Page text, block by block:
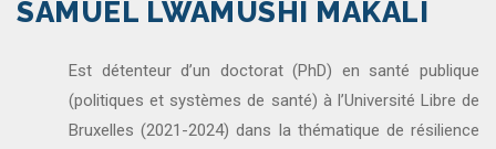
SAMUEL LWAMUSHI MAKALI
Est détenteur d’un doctorat (PhD) en santé publique
(politiques et systèmes de santé) à l’Université Libre de
Bruxelles (2021-2024) dans la thématique de résilience